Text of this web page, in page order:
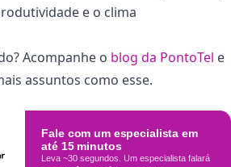
e o clima
Acompanhe o blog da PontoTel e
assuntos como esse.
Fale com um especialista em
até 15 minutos
Leva ~30 segundos. Um especialista falará